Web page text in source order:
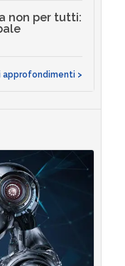
non per tutti:
>